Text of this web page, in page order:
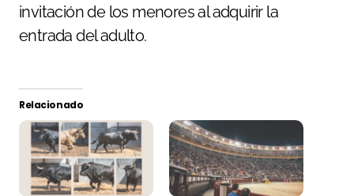
invitación de los menores al adquirir la
entrada del adulto.
Relacionado